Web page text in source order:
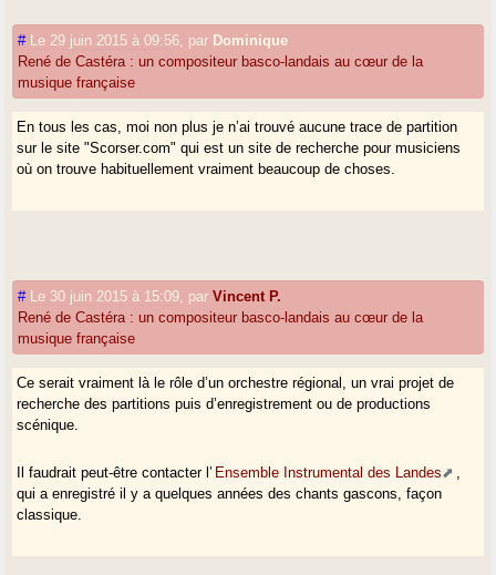
# Le 29 juin 2015 à 09:56 par Dominique
René de Castéra : un compositeur basco-landais au cœur de la
musique française
En tous les cas, moi non plus je n’ai trouvé aucune trace de partition
sur le site "Scorser.com" qui est un site de recherche pour musiciens
où on trouve habituellement vraiment beaucoup de choses.
# Le 30 juin 2015 à 15:09 parVincent P.
René de Castéra : un compositeur basco-landais au cœur de la
musique française
Ce serait vraiment là le rôle d’un orchestre régional, un vrai projet de
recherche des partitions puis d’enregistrement ou de productions
scénique.
Il faudrait peut-être contacter l’ Ensemble Instrumental des Landes
qui a enregistré il y a quelques années des chants gascons, façon
classique.